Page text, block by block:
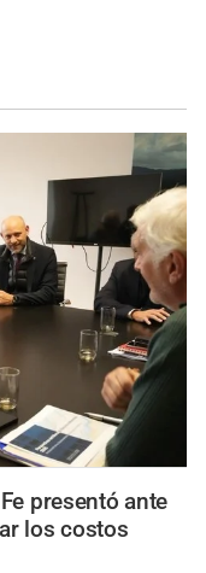
presentó ante
los costos